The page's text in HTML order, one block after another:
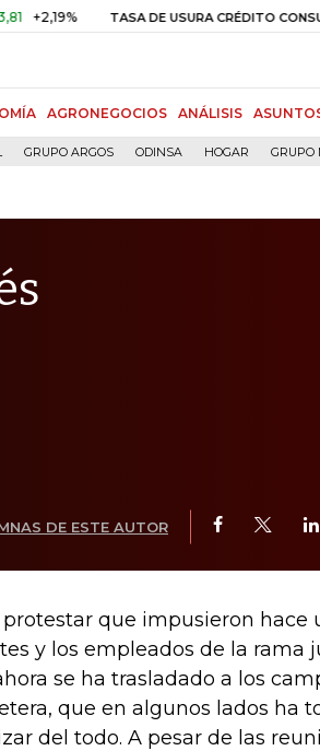
TASA DE USURA CRÉDITO CONSUMO
AGRONEGOCIOS ANÁLISIS
GRUPO ARGOS ODINSA HOGAR GRUPO
DE ESTE AUTOR
que impusieron hace
y los empleados de la rama
se ha trasladado a los
que en algunos lados ha
del todo. A pesar de las